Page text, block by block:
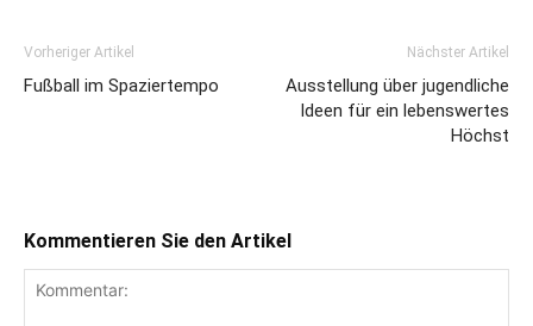
Vorheriger Artikel
Fußball im Spaziertempo
Nächster Artikel
Ausstellung über jugendliche
Ideen für ein lebenswertes
Höchst
Kommentieren Sie den Artikel